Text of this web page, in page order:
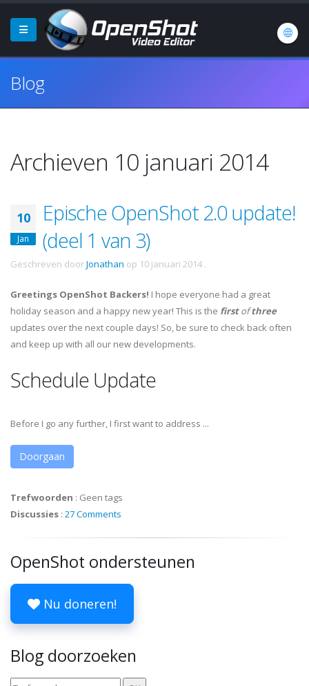
Blog
Archieven 10 januari 2014
10
Jan
Epische OpenShot 2.0 update!
(deel 1 van 3)
Geschreven doorJonathan op 10 januari 2014 .
Greetings OpenShot Backers! I hope everyone had a great
holiday season and a happy new year! This is the firstofthree
updates over the next couple days! So, be sure to check back often
and keep up with all our new developments.
Schedule Update
Before I go any further, I first want to address ...
Doorgaan
Trefwoorden : Geen tags
Discussies : 27 Comments
OpenShot ondersteunen
Nu doneren!
Blog doorzoeken